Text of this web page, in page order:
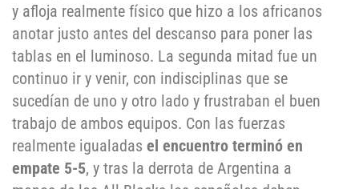
y afloja realmente físico que hizo a los africanos
anotar justo antes del descanso para poner las
tablas en el luminoso. La segunda mitad fue un
continuo ir y venir, con indisciplinas que se
sucedían de uno y otro lado y frustraban el buen
trabajo de ambos equipos. Con las fuerzas
realmente igualadas el encuentro terminó en
empate 5-5, y tras la derrota de Argentina a